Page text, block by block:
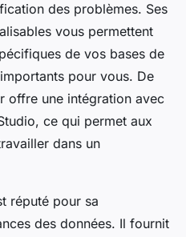
des problèmes. Ses
vous permettent
de vos bases de
pour vous. De
offre une intégration avec
ce qui permet aux
dans un
réputé pour sa
des données. Il fournit